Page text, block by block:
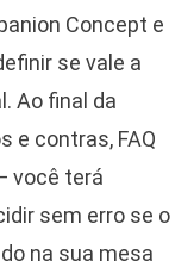
Concept e
se vale a
Ao final da
e contras, FAQ
você terá
sem erro se o
na sua mesa